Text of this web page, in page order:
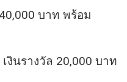
บาท พร้อม
งินรางวัล 20,000 บาท